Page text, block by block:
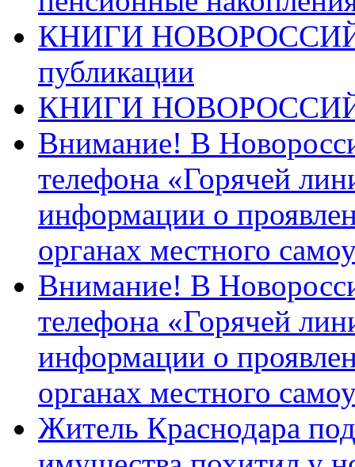
КНИГИ
публикации
КНИГИ
Внимание! В
телефона «Горячей
информации о
органах местного
Внимание! В
телефона «Горячей
информации о
органах местного
Житель Краснодара